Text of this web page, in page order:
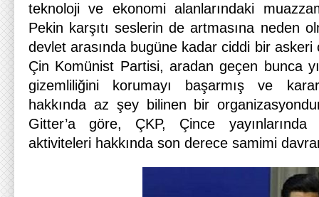
teknoloji ve ekonomi alanlarındaki
Pekin karşıtı seslerin de artmasına neden
devlet arasında bugüne kadar ciddi bir askeri
Çin Komünist Partisi, aradan geçen bunca
gizemliliğini korumayı başarmış ve
hakkında az şey bilinen bir
Gitter’a göre, ÇKP, Çince
aktiviteleri hakkında son derece samimi